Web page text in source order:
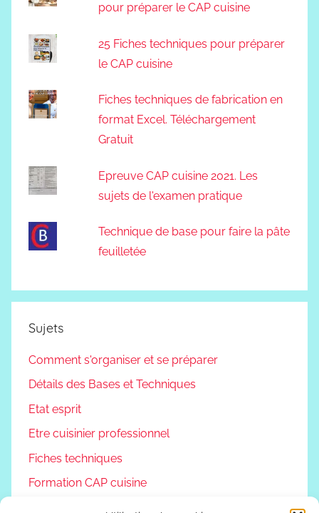
pour préparer le CAP cuisine
25 Fiches techniques pour préparer
le CAP cuisine
Fiches techniques de fabrication en
format Excel. Téléchargement
Gratuit
Epreuve CAP cuisine 2021. Les
sujets de l'examen pratique
Technique de base pour faire la pâte
feuilletée
Sujets
Comment s'organiser et se préparer
Détails des Bases et Techniques
Etat esprit
Etre cuisinier professionnel
Fiches techniques
Formation CAP cuisine